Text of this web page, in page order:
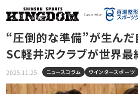
“圧倒的な準備”が生んだ
SC軽井沢クラブが世界最
2025.11.25 ニュースコラム ウインタースポーツ